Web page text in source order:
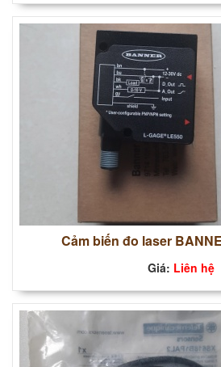
Cảm biến đo laser
Giá: Liên hệ